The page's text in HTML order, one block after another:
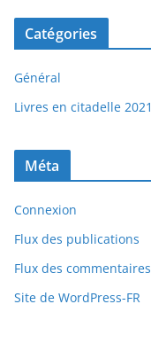
Catégories
Général
Livres en citadelle 2021
Méta
Connexion
Flux des publications
Flux des commentaires
Site de WordPress-FR